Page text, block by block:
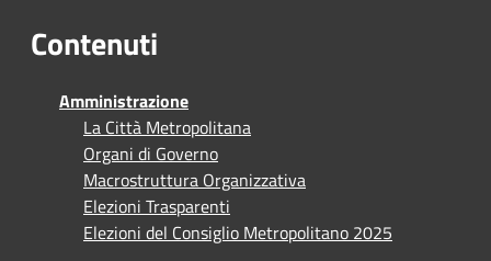
Contenuti
Amministrazione
La Città Metropolitana
Organi di Governo
Macrostruttura Organizzativa
Elezioni Trasparenti
Elezioni del Consiglio Metropolitano 2025